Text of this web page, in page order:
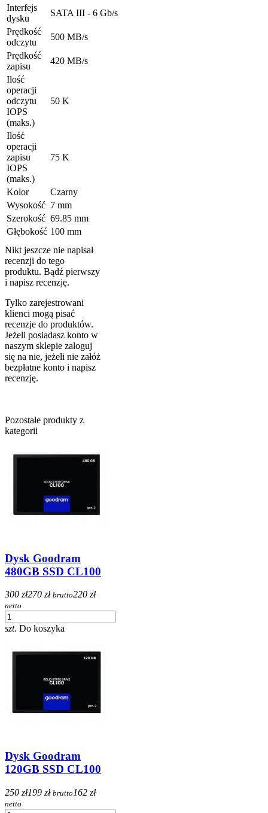
Interfejs
dysku
SATA III - 6 Gb/s
Prędkość
odczytu
500 MB/s
Prędkość
zapisu
420 MB/s
Ilość
operacji
odczytu
IOPS
(maks.)
50 K
Ilość
operacji
zapisu
IOPS
(maks.)
75 K
Kolor
Czarny
Wysokość 7 mm
Szerokość 69.85 mm
Głębokość 100 mm
Nikt jeszcze nie napisał
recenzji do tego
produktu. Bądź pierwszy
i napisz recenzję.
Tylko zarejestrowani
klienci mogą pisać
recenzje do produktów.
Jeżeli posiadasz konto w
naszym sklepie zaloguj
się na nie, jeżeli nie załóż
bezpłatne konto i napisz
recenzję.
Pozostałe produkty z
kategorii
Dysk Goodram
480GB SSD CL100
300 zł270 zł brutto220 zł
netto
szt. Do koszyka
Dysk Goodram
120GB SSD CL100
250 zł199 zł brutto 162 zł
netto